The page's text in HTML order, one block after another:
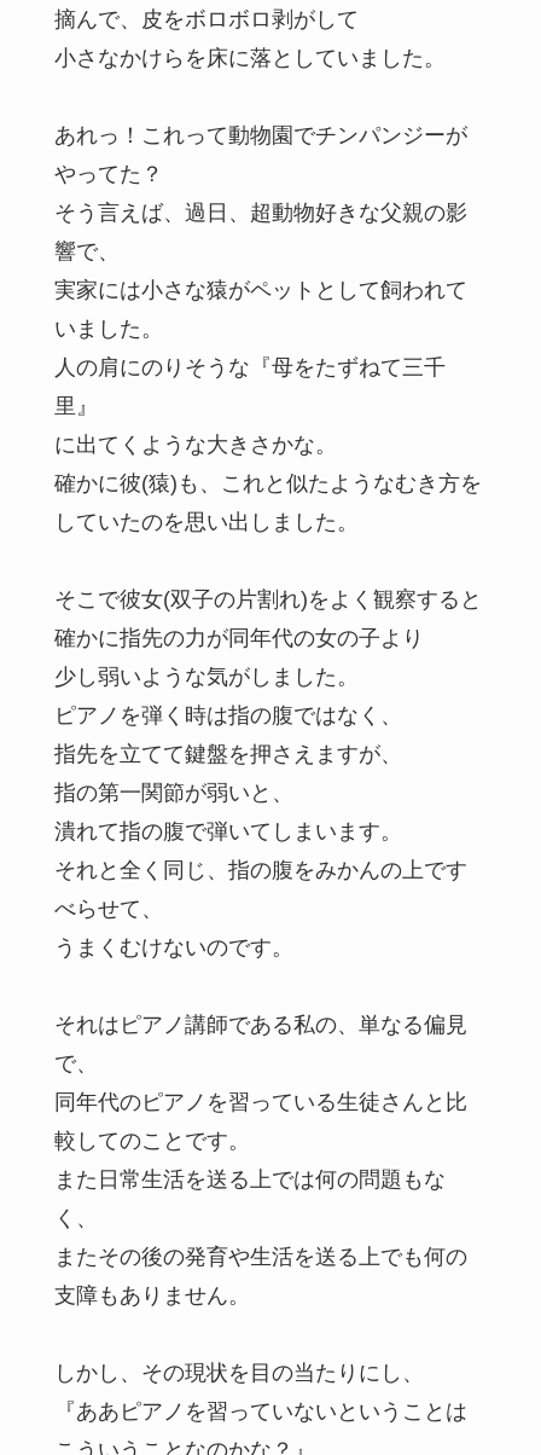
摘んで、皮をボロボロ剥がして
小さなかけらを床に落としていました。
あれっ！これって動物園でチンパンジーが
やってた？
そう言えば、過日、超動物好きな父親の影
響で、
実家には小さな猿がペットとして飼われて
いました。
人の肩にのりそうな『母をたずねて三千
里』
に出てくような大きさかな。
確かに彼(猿)も、これと似たようなむき方を
していたのを思い出しました。
そこで彼女(双子の片割れ)をよく観察すると
確かに指先の力が同年代の女の子より
少し弱いような気がしました。
ピアノを弾く時は指の腹ではなく、
指先を立てて鍵盤を押さえますが、
指の第一関節が弱いと、
潰れて指の腹で弾いてしまいます。
それと全く同じ、指の腹をみかんの上です
べらせて、
うまくむけないのです。
それはピアノ講師である私の、単なる偏見
で、
同年代のピアノを習っている生徒さんと比
較してのことです。
また日常生活を送る上では何の問題もな
く、
またその後の発育や生活を送る上でも何の
支障もありません。
しかし、その現状を目の当たりにし、
『ああピアノを習っていないということは